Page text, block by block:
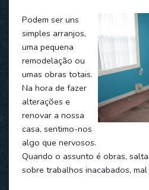
Podem ser uns
simples arranjos,
uma pequena
remodelação ou
umas obras totais.
Na hora de fazer
alterações e
renovar a nossa
casa, sentimo-nos
algo que nervosos.
Quando o assunto é obras,
sobre trabalhos inacabados,